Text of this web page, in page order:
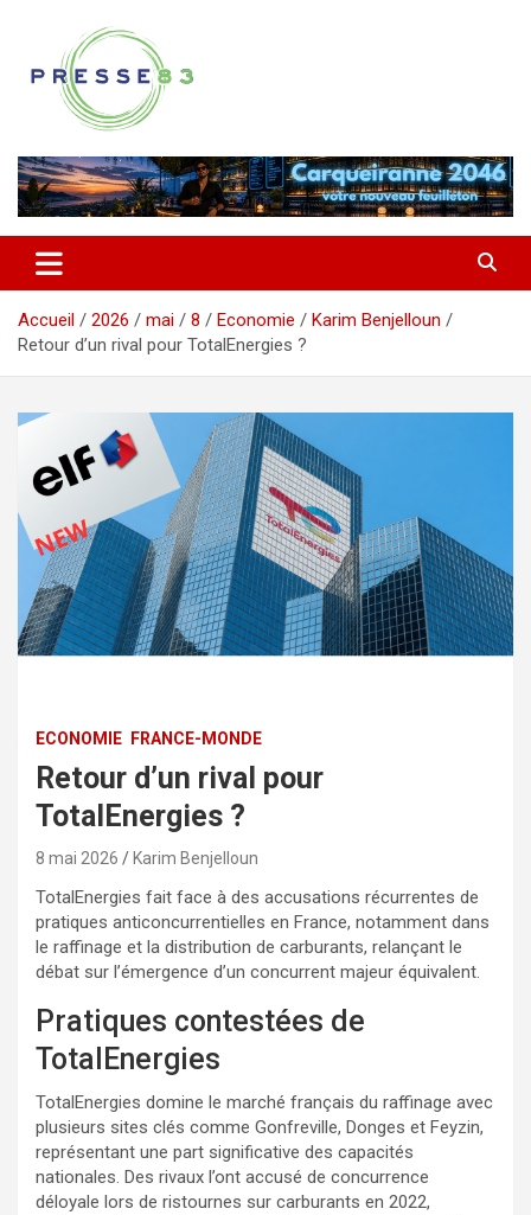
contenu
Presse 83
Accueil 2026 mai 8 Economie
Karim Benjelloun
Retour d’un rival pour TotalEnergies ?
ECONOMIE FRANCE-MONDE
Retour d’un rival pour
TotalEnergies ?
8 mai 2026 Karim Benjelloun
TotalEnergies fait face à des accusations récurrentes de
pratiques anticoncurrentielles en France, notamment dans
le raffinage et la distribution de carburants, relançant le
débat sur l’émergence d’un concurrent majeur équivalent.
Pratiques contestées de
TotalEnergies
TotalEnergies domine le marché français du raffinage avec
plusieurs sites clés comme Gonfreville, Donges et Feyzin,
représentant une part significative des capacités
nationales. Des rivaux l’ont accusé de concurrence
déloyale lors de ristournes sur carburants en 2022,